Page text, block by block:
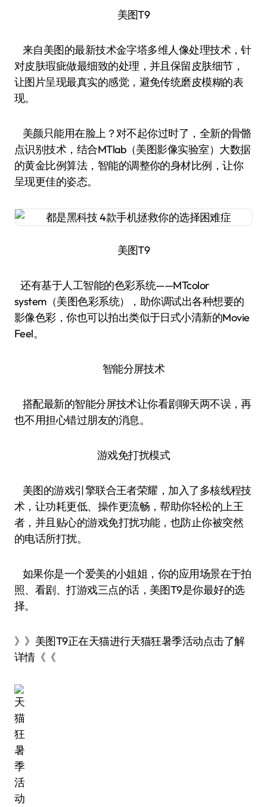
美图T9
来自美图的最新技术金字塔多维人像处理技术，针
对皮肤瑕疵做最细致的处理，并且保留皮肤细节，
让图片呈现最真实的感觉，避免传统磨皮模糊的表
现。
美颜只能用在脸上？对不起你过时了，全新的骨骼
点识别技术，结合MTlab（美图影像实验室）大数据
的黄金比例算法，智能的调整你的身材比例，让你
呈现更佳的姿态。
美图T9
还有基于人工智能的色彩系统——MTcolor
system（美图色彩系统），助你调试出各种想要的
影像色彩，你也可以拍出类似于日式小清新的Movie
Feel。
智能分屏技术
搭配最新的智能分屏技术让你看剧聊天两不误，再
也不用担心错过朋友的消息。
游戏免打扰模式
美图的游戏引擎联合王者荣耀，加入了多核线程技
术，让功耗更低、操作更流畅，帮助你轻松的上王
者，并且贴心的游戏免打扰功能，也防止你被突然
的电话所打扰。
如果你是一个爱美的小姐姐，你的应用场景在于拍
照、看剧、打游戏三点的话，美图T9是你最好的选
择。
》》美图T9正在天猫进行天猫狂暑季活动点击了解
详情《《